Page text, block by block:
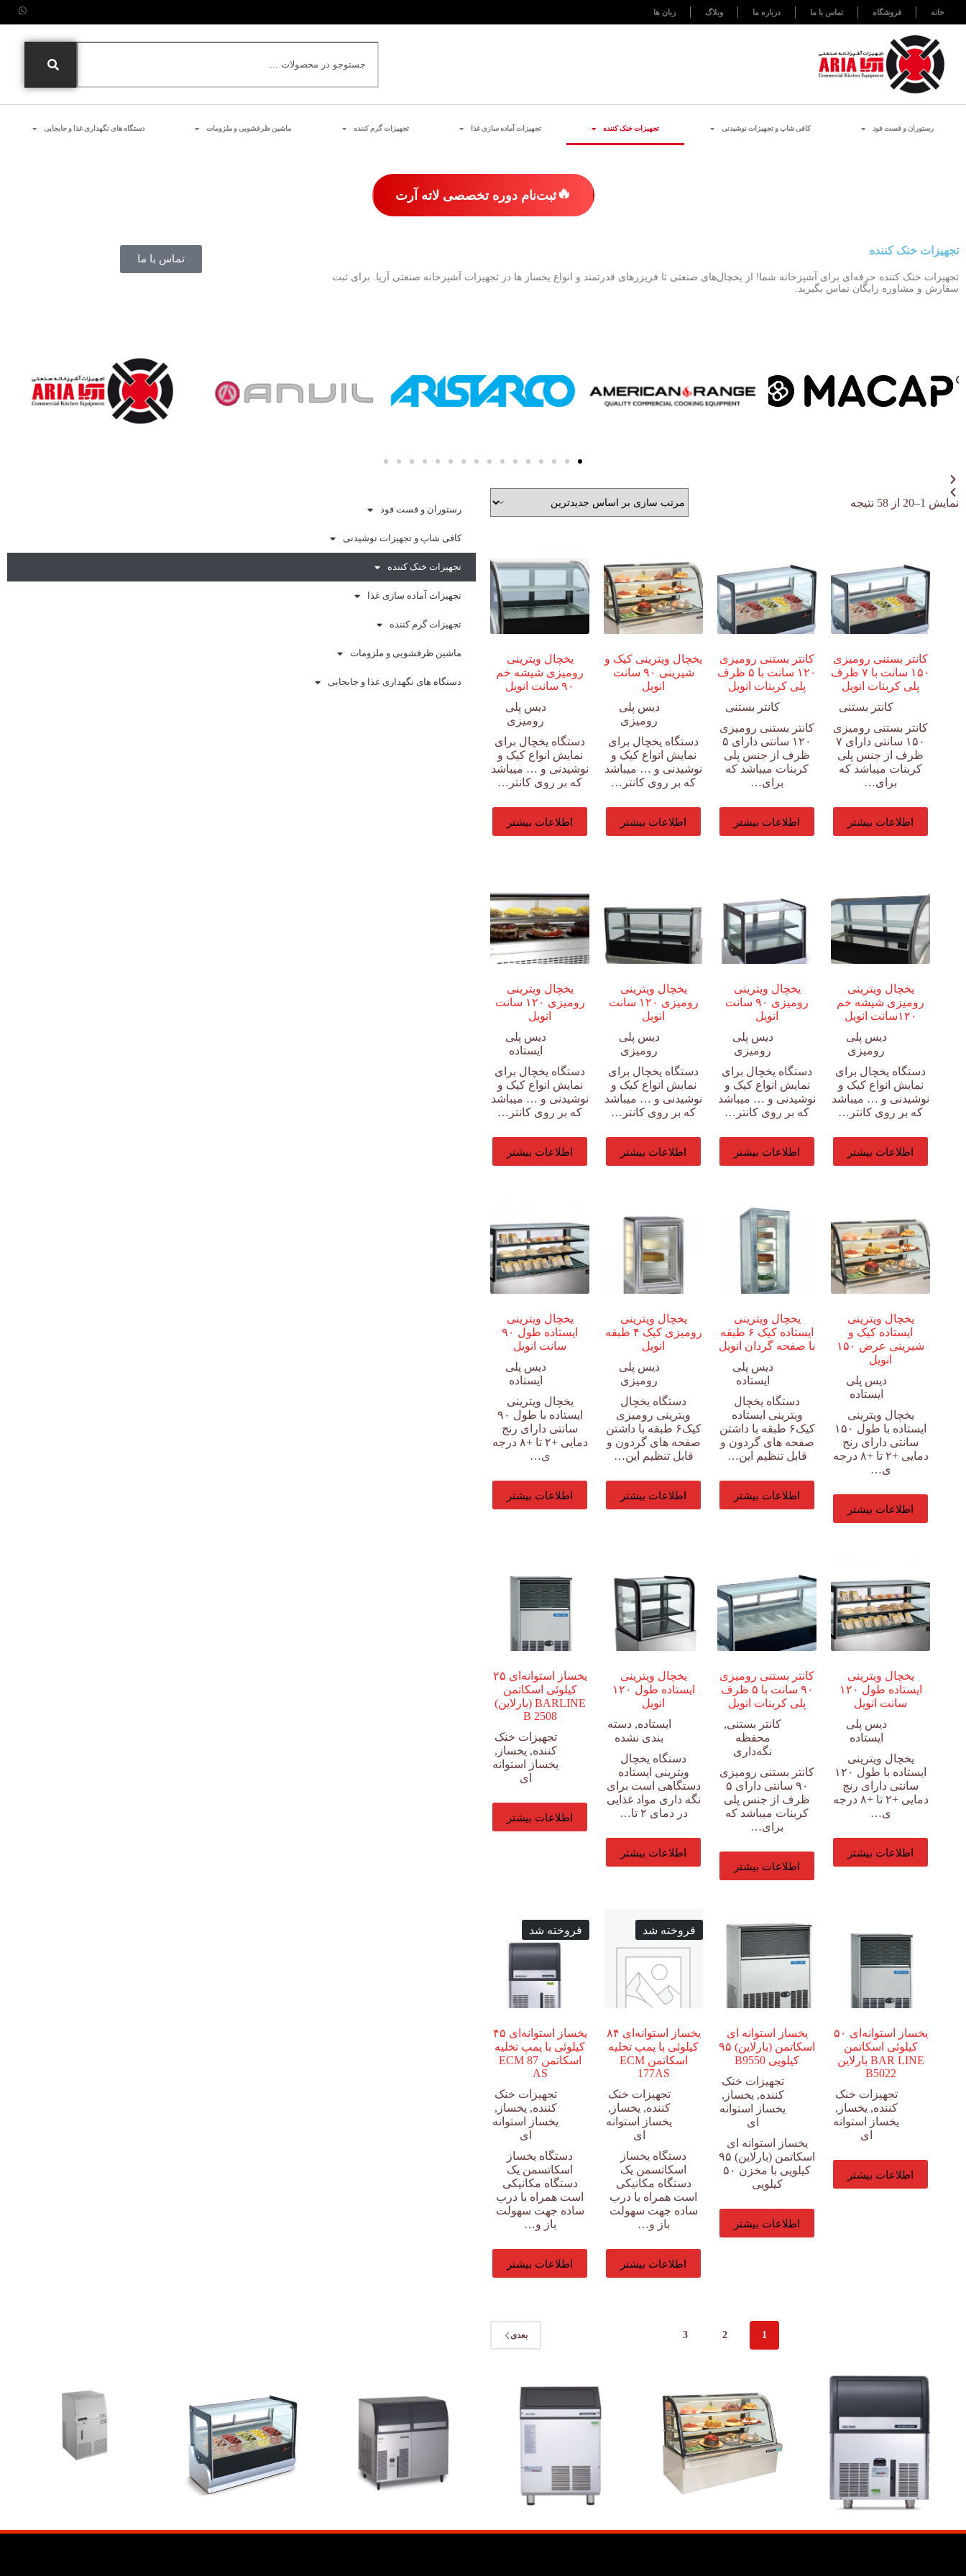
خانه فروشگاه تماس با ما درباره ما وبلاگ زبان ها
رستوران و فست فود کافی شاپ و تجهیزات نوشیدنی تجهیزات خنک کننده تجهیزات آماده سازی غذا تجهیزات گرم کننده ماشین ظرفشویی و ملزومات دستگاه های نگهداری غذا و جابجایی
🔥ثبت‌نام دوره تخصصی لاته آرت
تجهیزات خنک کننده
تجهیزات خنک کننده حرفه‌ای برای آشپزخانه شما! از یخچال‌های صنعتی تا فریزرهای قدرتمند و انواع یخساز ها در تجهیزات آشپرخانه صنعتی آریا. برای ثبت
سفارش و مشاوره رایگان تماس بگیرید.
تماس با ما
نمایش 1–20 از 58 نتیجه
کانتر بستنی رومیزی
۱۵۰ سانت با ۷ ظرف
پلی کربنات انویل
کانتر بستنی
کانتر بستنی رومیزی
۱۵۰ سانتی دارای ۷
ظرف از جنس پلی
کربنات میباشد که
برای…
اطلاعات بیشتر
کانتر بستنی رومیزی
۱۲۰ سانت با ۵ ظرف
پلی کربنات انویل
کانتر بستنی
کانتر بستنی رومیزی
۱۲۰ سانتی دارای ۵
ظرف از جنس پلی
کربنات میباشد که
برای…
اطلاعات بیشتر
یخچال ویترینی کیک و
شیرینی ۹۰ سانت
انویل
دیس پلی
رومیزی
دستگاه یخچال برای
نمایش انواع کیک و
نوشیدنی و … میباشد
که بر روی کانتر…
اطلاعات بیشتر
یخچال ویترینی
رومیزی شیشه خم
۹۰ سانت انویل
دیس پلی
رومیزی
دستگاه یخچال برای
نمایش انواع کیک و
نوشیدنی و … میباشد
که بر روی کانتر…
اطلاعات بیشتر
یخچال ویترینی
رومیزی شیشه خم
۱۲۰سانت انویل
دیس پلی
رومیزی
دستگاه یخچال برای
نمایش انواع کیک و
نوشیدنی و … میباشد
که بر روی کانتر…
اطلاعات بیشتر
یخچال ویترینی
رومیزی ۹۰ سانت
انویل
دیس پلی
رومیزی
دستگاه یخچال برای
نمایش انواع کیک و
نوشیدنی و … میباشد
که بر روی کانتر…
اطلاعات بیشتر
یخچال ویترینی
رومیزی ۱۲۰ سانت
انویل
دیس پلی
رومیزی
دستگاه یخچال برای
نمایش انواع کیک و
نوشیدنی و … میباشد
که بر روی کانتر…
اطلاعات بیشتر
یخچال ویترینی
رومیزی ۱۲۰ سانت
انویل
دیس پلی
ایستاده
دستگاه یخچال برای
نمایش انواع کیک و
نوشیدنی و … میباشد
که بر روی کانتر…
اطلاعات بیشتر
یخچال ویترینی
ایستاده کیک و
شیرینی عرض ۱۵۰
انویل
دیس پلی
ایستاده
یخچال ویترینی
ایستاده با طول ۱۵۰
سانتی دارای رنج
دمایی +۲ تا +۸ درجه
ی…
اطلاعات بیشتر
یخچال ویترینی
ایستاده کیک ۶ طبقه
با صفحه گردان انویل
دیس پلی
ایستاده
دستگاه یخچال
ویترینی ایستاده
کیک۶ طبقه با داشتن
صفحه های گردون و
قابل تنظیم این…
اطلاعات بیشتر
یخچال ویترینی
رومیزی کیک ۴ طبقه
انویل
دیس پلی
رومیزی
دستگاه یخچال
ویترینی رومیزی
کیک۶ طبقه با داشتن
صفحه های گردون و
قابل تنظیم این…
اطلاعات بیشتر
یخچال ویترینی
ایستاده طول ۹۰
سانت انویل
دیس پلی
ایستاده
یخچال ویترینی
ایستاده با طول ۹۰
سانتی دارای رنج
دمایی +۲ تا +۸ درجه
ی…
اطلاعات بیشتر
یخچال ویترینی
ایستاده طول ۱۲۰
سانت انویل
دیس پلی
ایستاده
یخچال ویترینی
ایستاده با طول ۱۲۰
سانتی دارای رنج
دمایی +۲ تا +۸ درجه
ی…
اطلاعات بیشتر
کانتر بستنی رومیزی
۹۰ سانت با ۵ ظرف
پلی کربنات انویل
کانتر بستنی,
محفظه
نگه‌داری
کانتر بستنی رومیزی
۹۰ سانتی دارای ۵
ظرف از جنس پلی
کربنات میباشد که
برای…
اطلاعات بیشتر
یخچال ویترینی
ایستاده طول ۱۲۰
انویل
ایستاده,دسته
بندی نشده
دستگاه یخچال
ویترینی ایستاده
دستگاهی است برای
نگه داری مواد غذایی
در دمای ۲ تا…
اطلاعات بیشتر
یخساز استوانه‌ای ۲۵
کیلوئی اسکاتمن
BARLINE (بارلاین)
B 2508
تجهیزات خنک
کننده, یخساز ,
یخساز استوانه
ای
اطلاعات بیشتر
یخساز استوانه‌ای ۵۰
کیلوئی اسکاتمن
BAR LINE بارلاین
B5022
تجهیزات خنک
کننده, یخساز ,
یخساز استوانه
ای
اطلاعات بیشتر
یخساز استوانه ای
اسکاتمن (بارلاین) ۹۵
کیلویی B9550
تجهیزات خنک
کننده, یخساز ,
یخساز استوانه
ای
یخساز استوانه ای
اسکاتمن (بارلاین) ۹۵
کیلویی با مخزن ۵۰
کیلویی
اطلاعات بیشتر
فروخته شد
یخساز استوانه‌ای ۸۴
کیلوئی با پمپ تخلیه
اسکاتمن ECM
177AS
تجهیزات خنک
کننده, یخساز ,
یخساز استوانه
ای
دستگاه یخساز
اسکاتسمن یک
دستگاه مکانیکی
است همراه با درب
ساده جهت سهولت
باز و…
اطلاعات بیشتر
فروخته شد
یخساز استوانه‌ای ۴۵
کیلوئی با پمپ تخلیه
اسکاتمن ECM 87
AS
تجهیزات خنک
کننده, یخساز ,
یخساز استوانه
ای
دستگاه یخساز
اسکاتسمن یک
دستگاه مکانیکی
است همراه با درب
ساده جهت سهولت
باز و…
اطلاعات بیشتر
1
2
3 بعدی
رستوران و فست فود
کافی شاپ و تجهیزات نوشیدنی
تجهیزات خنک کننده
تجهیزات آماده سازی غذا
تجهیزات گرم کننده
ماشین ظرفشویی و ملزومات
دستگاه های نگهداری غذا و جابجایی